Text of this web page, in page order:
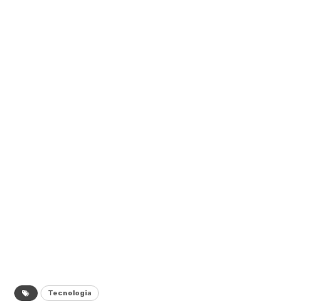
Tecnologia